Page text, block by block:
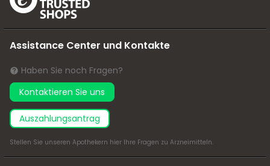
Assistance Center und Kontakte
Haben Sie noch Fragen?
Kontaktieren Sie uns
Auszahlungsantrag
Stellen Sie unseren Apothekern hier Ihre Fragen zu Arzneimitteln.